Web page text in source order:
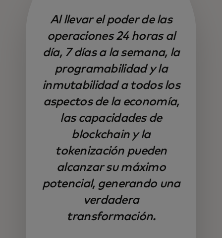
Al llevar el poder de las
operaciones 24 horas al
día, 7 días a la semana, la
programabilidad y la
inmutabilidad a todos los
aspectos de la economía,
las capacidades de
blockchain y la
tokenización pueden
alcanzar su máximo
potencial, generando una
verdadera
transformación.